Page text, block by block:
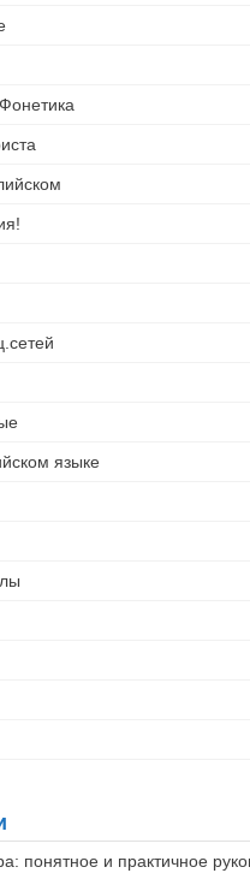
языке
понятное и практичное